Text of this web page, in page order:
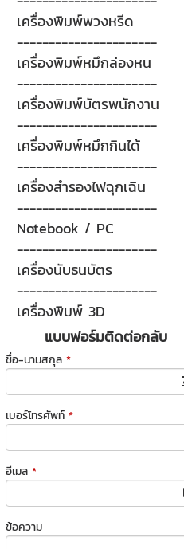
เครื่องพิมพ์พวงหรีด
----------------------
เครื่องพิมพ์หมึกล่องหน
----------------------
เครื่องพิมพ์บัตรพนักงาน
----------------------
เครื่องพิมพ์หมึกกินได้
----------------------
เครื่องสำรองไฟฉุกเฉิน
----------------------
Notebook / PC
----------------------
เครื่องนับธนบัตร
----------------------
เครื่องพิมพ์ 3D
แบบฟอร์มติดต่อกลับ
ชื่อ-นามสกุล *
เบอร์โทรศัพท์ *
อีเมล *
ข้อความ